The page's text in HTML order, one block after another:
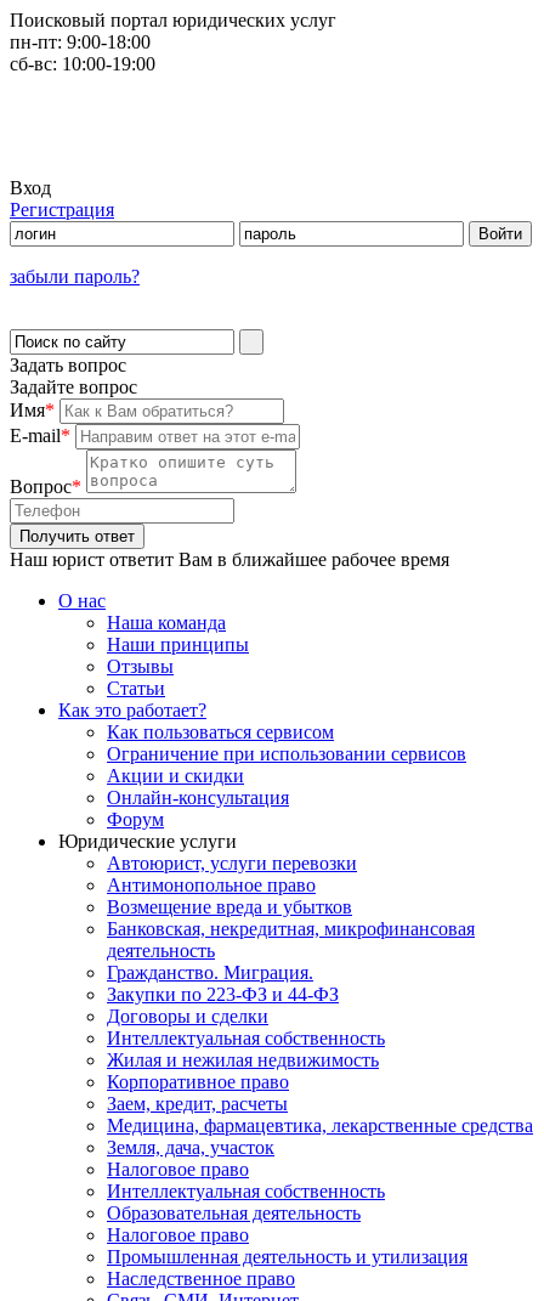
Поисковый портал юридических услуг
пн-пт: 9:00-18:00
сб-вс: 10:00-19:00
Вход
Регистрация
забыли пароль?
Задать вопрос
Задайте вопрос
Имя*
E-mail*
Вопрос*
Наш юрист ответит Вам в ближайшее рабочее время
О нас
Наша команда
Наши принципы
Отзывы
Статьи
Как это работает?
Как пользоваться сервисом
Ограничение при использовании сервисов
Акции и скидки
Онлайн-консультация
Форум
Юридические услуги
Автоюрист, услуги перевозки
Антимонопольное право
Возмещение вреда и убытков
Банковская, некредитная, микрофинансовая
деятельность
Гражданство. Миграция.
Закупки по 223-ФЗ и 44-ФЗ
Договоры и сделки
Интеллектуальная собственность
Жилая и нежилая недвижимость
Корпоративное право
Заем, кредит, расчеты
Медицина, фармацевтика, лекарственные средства
Земля, дача, участок
Налоговое право
Интеллектуальная собственность
Образовательная деятельность
Налоговое право
Промышленная деятельность и утилизация
Наследственное право